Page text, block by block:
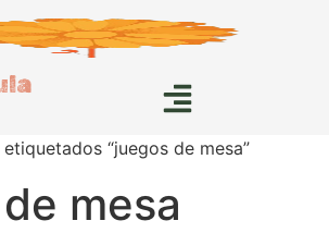
“juegos de mesa”
mesa